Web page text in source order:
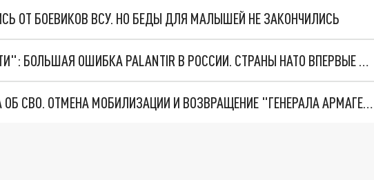
ОТ БОЕВИКОВ ВСУ. НО БЕДЫ ДЛЯ МАЛЫШЕЙ НЕ ЗАКОНЧИЛИСЬ
"ОЧЕНЬ ПЛОХИЕ НОВОСТИ": БОЛЬШАЯ ОШИБКА PALANTIR В РОССИИ. СТРАНЫ НАТО ВПЕРВЫЕ ЗА СВО ОСТАНОВИЛИ ПОСТАВКИ ОРУЖИЯ. ВСУ ТЕРЯЮТ ПРИГРАНИЧЬЕ?
ТРИ ГЛАВНЫХ ИНСАЙДА ОБ СВО. ОТМЕНА МОБИЛИЗАЦИИ И ВОЗВРАЩЕНИЕ "ГЕНЕРАЛА АРМАГЕДДОНА"? ОТЛИЧНЫЕ НОВОСТИ, КОТОРЫЕ ЖДАЛИ ВСЕ